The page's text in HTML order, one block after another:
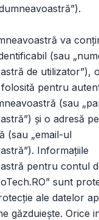
va
(sau
de utilizator”),
pentru
(sau
şi o adresă
(sau „email-ul
Informaţiile
pentru contul
sunt
ale datelor
găzduieşte. Orice